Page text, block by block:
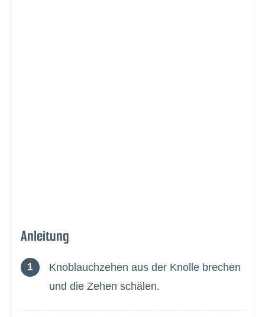
Anleitung
Knoblauchzehen aus der Knolle brechen
und die Zehen schälen.